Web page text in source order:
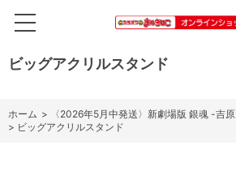
ビッグアクリルスタンド
ホーム >
〈2026年5月中発送〉新劇場版 銀魂 -吉
> ビッグアクリルスタンド